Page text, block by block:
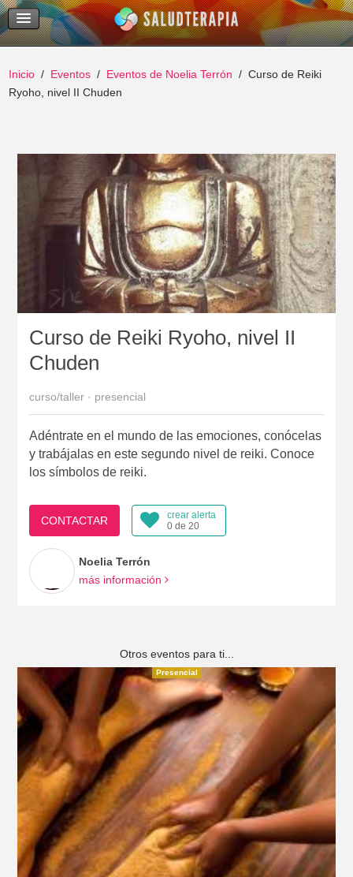
Temas Recientes
Buscar
Inicio Eventos Eventos de Noelia Terrón
Curso de Reiki
Ryoho, nivel II Chuden
Curso de Reiki Ryoho, nivel II
Chuden
curso/taller · presencial
Adéntrate en el mundo de las emociones, conócelas
y trabájalas en este segundo nivel de reiki. Conoce
los símbolos de reiki.
CONTACTAR
crear alerta
0 de 20
Noelia Terrón
más información
Otros eventos para ti...
Presencial